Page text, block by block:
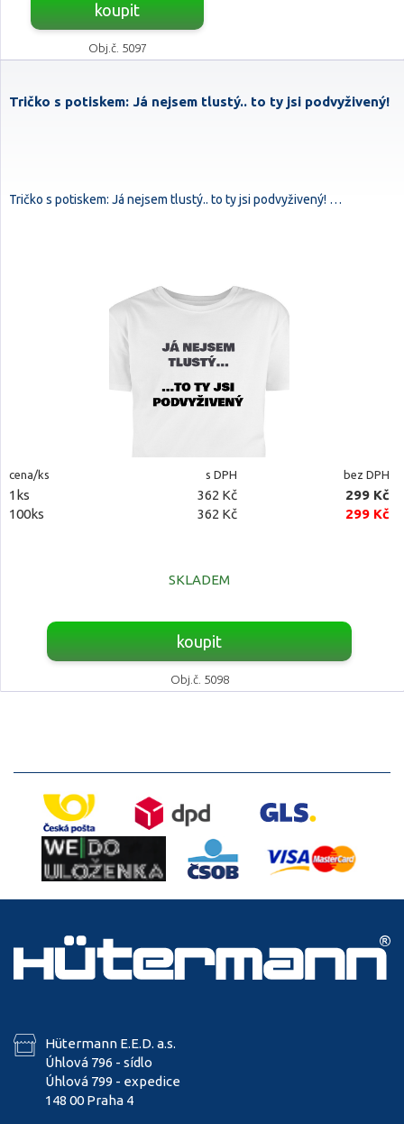
koupit
Obj.č. 5097
Tričko s potiskem: Já nejsem tlustý.. to ty jsi podvyživený!
Tričko s potiskem: Já nejsem tlustý.. to ty jsi podvyživený! …
cena/ks s DPH bez DPH
1ks 362 Kč
299 Kč
100ks
362 Kč 299 Kč
SKLADEM
koupit
Obj.č. 5098
Hütermann E.E.D. a.s.
Úhlová 796 - sídlo
Úhlová 799 - expedice
148 00 Praha 4